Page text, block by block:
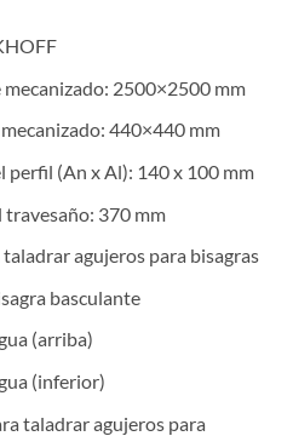
2500×2500 mm
440×440 mm
perfil (An x Al): 140 x 100 mm
370 mm
agujeros para bisagras
basculante
(arriba)
(inferior)
taladrar agujeros para